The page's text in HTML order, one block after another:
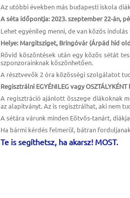
Az utóbbi években más budapesti iskola
A séta időpontja: 2023. szeptember 22-án,
Lehet egyénileg menni, de van közös
Helye: Margitsziget, Bringóvár (Árpád híd
Rövid köszöntések után egy közös sétát
szponzorainknak köszönhetően.
A résztvevők 2 óra közösségi szolgálatot
Regisztrálni EGYÉNILEG vagy
A regisztráció ajánlott összege diákoknak
az alapítványt. Az is regisztrálhat, aki nem
A sétára várunk minden Eötvös-tanárt,
Ha bármi kérdés felmerül, bátran
Te is segíthetsz, ha akarsz! MOST.